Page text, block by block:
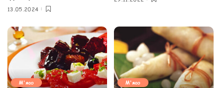
13.05.2024
М'ясо
М'ясо